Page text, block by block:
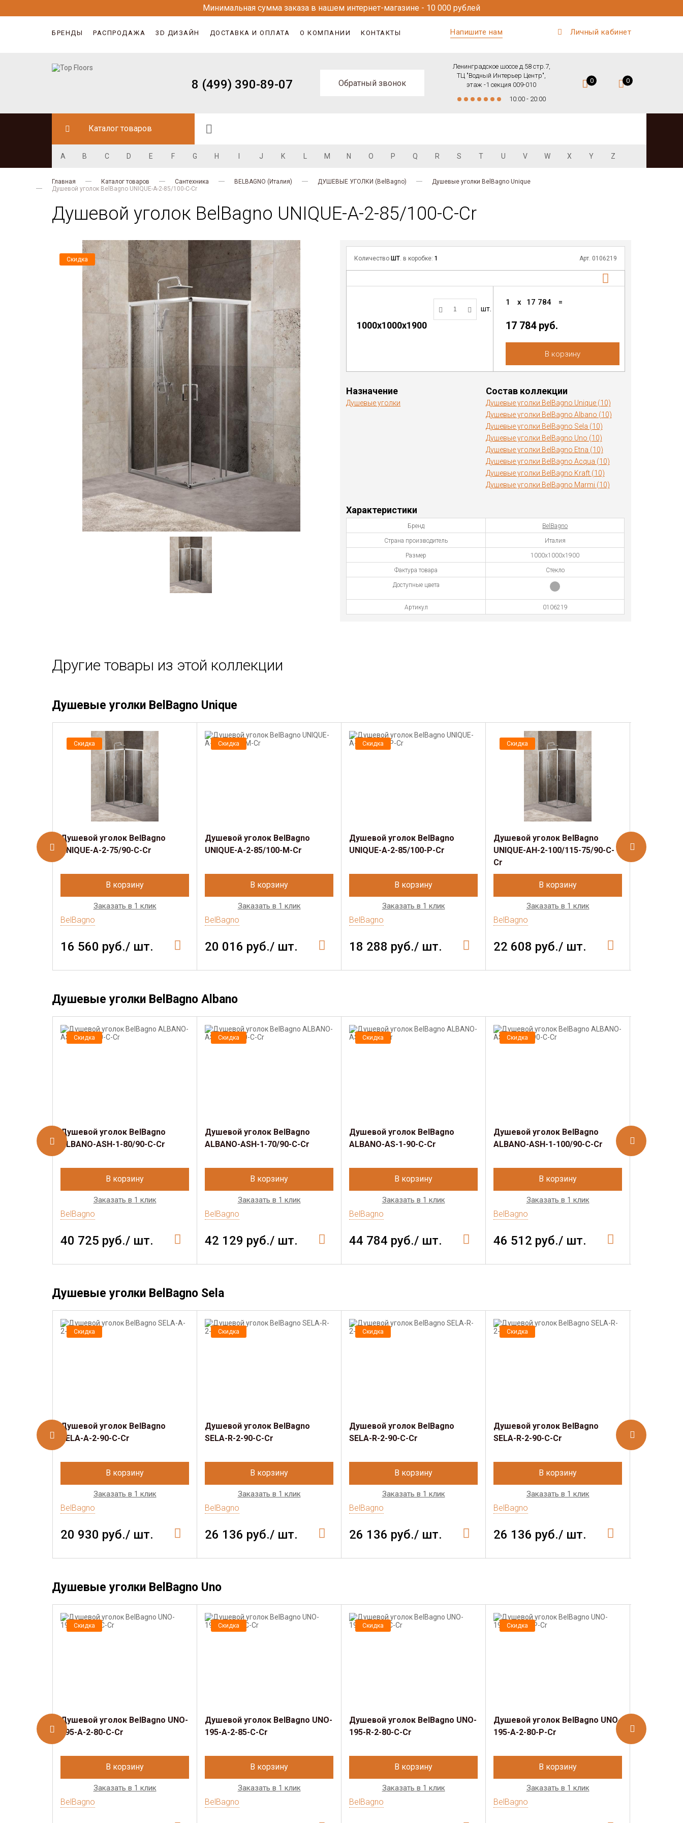
Минимальная сумма заказа в нашем интернет-магазине - 10 000 рублей
БРЕНДЫ РАСПРОДАЖА 3D ДИЗАЙН ДОСТАВКА И ОПЛАТА О КОМПАНИИ КОНТАКТЫ Напишите нам Личный кабинет
8 (499) 390-89-07 Обратный звонок
Ленинградское шоссе д.58 стр.7,
ТЦ "Водный Интерьер Центр",
этаж -1 секция 009-010
10:00 - 20:00
0 0
Каталог товаров
A B C D E F G H J K M N O P Q R S T U V W X Y Z
Главная Каталог товаров Сантехника BELBAGNO (Италия) ДУШЕВЫЕ УГОЛКИ (BelBagno)
Душевые уголки BelBagno Unique
Душевой уголок BelBagno UNIQUE-A-2-85/100-C-Cr
Душевой уголок BelBagno UNIQUE-A-2-85/100-C-Cr
Скидка Количество ШТ. в коробке:1 Арт. 0106219
1000х1000х1900
шт.
1 x 17 784 =
17 784 руб.
В корзину
Назначение
Душевые уголки
Состав коллекции
Душевые уголки BelBagno Unique (10)
Душевые уголки BelBagno Albano (10)
Душевые уголки BelBagno Sela (10)
Душевые уголки BelBagno Uno (10)
Душевые уголки BelBagno Etna (10)
Душевые уголки BelBagno Acqua (10)
Душевые уголки BelBagno Kraft (10)
Душевые уголки BelBagno Marmi (10)
Характеристики
Бренд BelBagno
Страна производитель Италия
Размер 1000х1000х1900
Фактура товара Стекло
Доступные цвета
Артикул 0106219
Другие товары из этой коллекции
Душевые уголки BelBagno Unique
Скидка
Душевой уголок BelBagno
UNIQUE-A-2-75/90-C-Cr
В корзину
Заказать в 1 клик
BelBagno
16 560 руб./ шт.
Скидка
Душевой уголок BelBagno
UNIQUE-A-2-85/100-M-Cr
В корзину
Заказать в 1 клик
BelBagno
20 016 руб./ шт.
Скидка
Душевой уголок BelBagno
UNIQUE-A-2-85/100-P-Cr
В корзину
Заказать в 1 клик
BelBagno
18 288 руб./ шт.
Скидка
Душевой уголок BelBagno
UNIQUE-AH-2-100/115-75/90-C-
Cr
В корзину
Заказать в 1 клик
BelBagno
22 608 руб./ шт.
Душевой
UNIQUE-
Душевые уголки BelBagno Albano
Скидка
Душевой уголок BelBagno
ALBANO-ASH-1-80/90-C-Cr
В корзину
Заказать в 1 клик
BelBagno
40 725 руб./ шт.
Скидка
Душевой уголок BelBagno
ALBANO-ASH-1-70/90-C-Cr
В корзину
Заказать в 1 клик
BelBagno
42 129 руб./ шт.
Скидка
Душевой уголок BelBagno
ALBANO-AS-1-90-C-Cr
В корзину
Заказать в 1 клик
BelBagno
44 784 руб./ шт.
Скидка
Душевой уголок BelBagno
ALBANO-ASH-1-100/90-C-Cr
В корзину
Заказать в 1 клик
BelBagno
46 512 руб./ шт.
Душевой
ALBANO-
Душевые уголки BelBagno Sela
Скидка
Душевой уголок BelBagno
SELA-A-2-90-C-Cr
В корзину
Заказать в 1 клик
BelBagno
20 930 руб./ шт.
Скидка
Душевой уголок BelBagno
SELA-R-2-90-C-Cr
В корзину
Заказать в 1 клик
BelBagno
26 136 руб./ шт.
Скидка
Душевой уголок BelBagno
SELA-R-2-90-C-Cr
В корзину
Заказать в 1 клик
BelBagno
26 136 руб./ шт.
Скидка
Душевой уголок BelBagno
SELA-R-2-90-C-Cr
В корзину
Заказать в 1 клик
BelBagno
26 136 руб./ шт.
Душевой
SELA-A-2-
Душевые уголки BelBagno Uno
Скидка
Душевой уголок BelBagno UNO-
195-A-2-80-C-Cr
В корзину
Заказать в 1 клик
BelBagno
Скидка
Душевой уголок BelBagno UNO-
195-A-2-85-C-Cr
В корзину
Заказать в 1 клик
BelBagno
Скидка
Душевой уголок BelBagno UNO-
195-R-2-80-C-Cr
В корзину
Заказать в 1 клик
BelBagno
Скидка
Душевой уголок BelBagno UNO-
195-A-2-80-P-Cr
В корзину
Заказать в 1 клик
BelBagno
Душевой
195-R-2-